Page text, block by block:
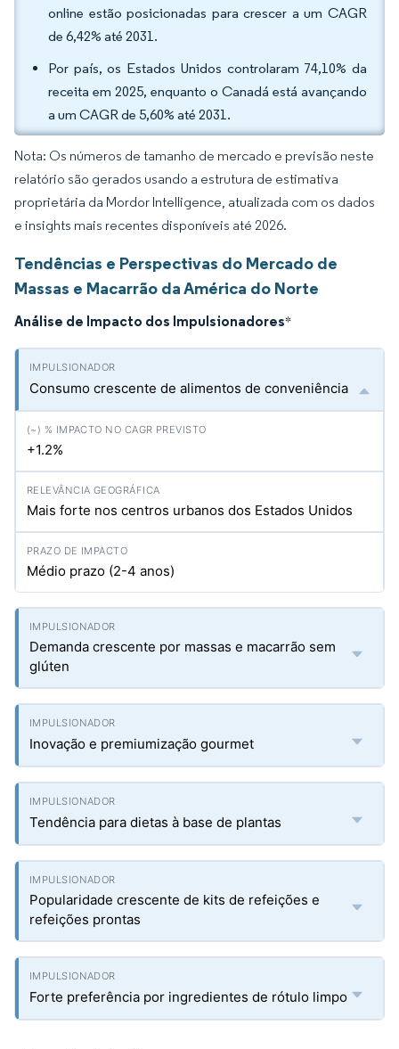
online estão posicionadas para crescer a um CAGR
de 6,42% até 2031.
Por país, os Estados Unidos controlaram 74,10% da
receita em 2025, enquanto o Canadá está avançando
a um CAGR de 5,60% até 2031.
Nota: Os números de tamanho de mercado e previsão neste
relatório são gerados usando a estrutura de estimativa
proprietária da Mordor Intelligence, atualizada com os dados
e insights mais recentes disponíveis até 2026.
Tendências e Perspectivas do Mercado de
Massas e Macarrão da América do Norte
Análise de Impacto dos Impulsionadores*
Consumo crescente de alimentos de conveniência
+1.2%
Mais forte nos centros urbanos dos Estados Unidos
Médio prazo (2-4 anos)
Demanda crescente por massas e macarrão sem
glúten
Inovação e premiumização gourmet
Tendência para dietas à base de plantas
Popularidade crescente de kits de refeições e
refeições prontas
Forte preferência por ingredientes de rótulo limpo